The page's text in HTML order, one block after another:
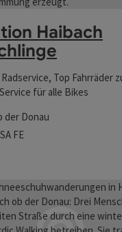
Haibach
Top Fahrräder
für alle Bikes
der Donau
geöffnetgeöffnet
Freitag geöffnet
SA Samstag geöffnet
FEFeiertag geöffnet